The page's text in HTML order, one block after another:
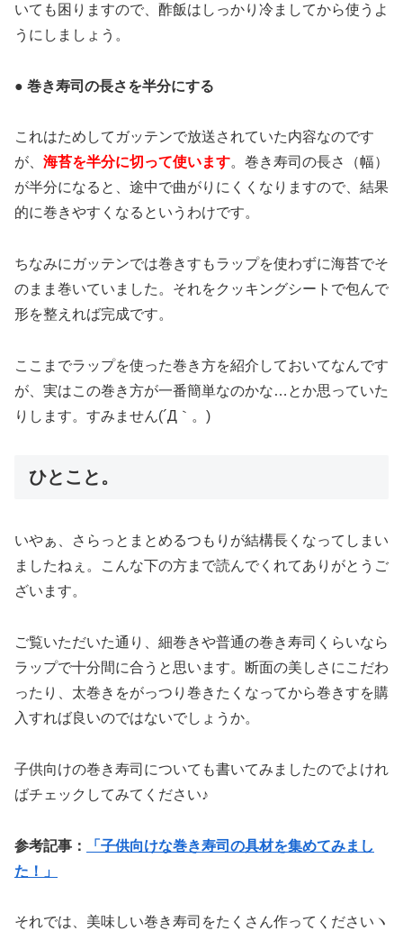
いても困りますので、酢飯はしっかり冷ましてから使うよ
うにしましょう。
● 巻き寿司の長さを半分にする
これはためしてガッテンで放送されていた内容なのです
が、 海苔を半分に切って使います。巻き寿司の長さ（幅）
が半分になると、途中で曲がりにくくなりますので、結果
的に巻きやすくなるというわけです。
ちなみにガッテンでは巻きすもラップを使わずに海苔でそ
のまま巻いていました。それをクッキングシートで包んで
形を整えれば完成です。
ここまでラップを使った巻き方を紹介しておいてなんです
が、実はこの巻き方が一番簡単なのかな…とか思っていた
りします。すみません(´Д｀。)
ひとこと。
いやぁ、さらっとまとめるつもりが結構長くなってしまい
ましたねぇ。こんな下の方まで読んでくれてありがとうご
ざいます。
ご覧いただいた通り、細巻きや普通の巻き寿司くらいなら
ラップで十分間に合うと思います。断面の美しさにこだわ
ったり、太巻きをがっつり巻きたくなってから巻きすを購
入すれば良いのではないでしょうか。
子供向けの巻き寿司についても書いてみましたのでよけれ
ばチェックしてみてください♪
参考記事：
「子供向けな巻き寿司の具材を集めてみまし
た！」
それでは、美味しい巻き寿司をたくさん作ってくださいヽ